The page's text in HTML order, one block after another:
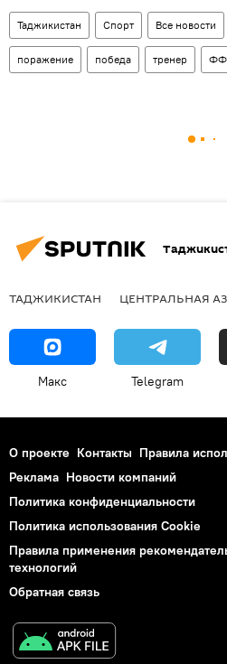
Таджикистан Спорт Все новости
поражение победа тренер
ТАДЖИКИСТАН ЦЕНТРАЛЬНАЯ
Макс Telegram
О проекте Контакты Правила
Реклама Новости компаний
Политика конфиденциальности
Политика использования Cookie
Правила применения
технологий
Обратная связь